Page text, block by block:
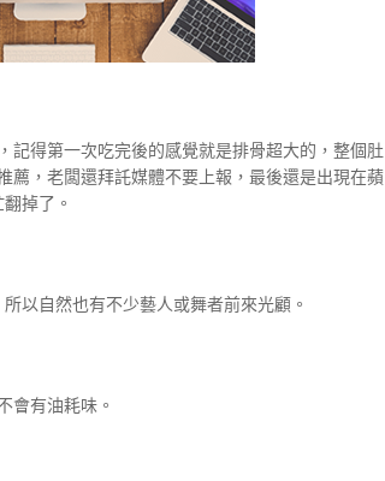
得第一次吃完後的感覺就是排骨超大的，整個肚
薦，老闆還拜託媒體不要上報，最後還是出現在蘋
掉了。
以自然也有不少藝人或舞者前來光顧。
會有油耗味。